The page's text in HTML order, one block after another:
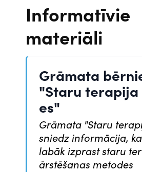
Informatīvie
materiāli
Grāmata
"Staru terapija
es"
Grāmata "Staru
sniedz informācija,
labāk izprast staru
ārstēšanas metodes